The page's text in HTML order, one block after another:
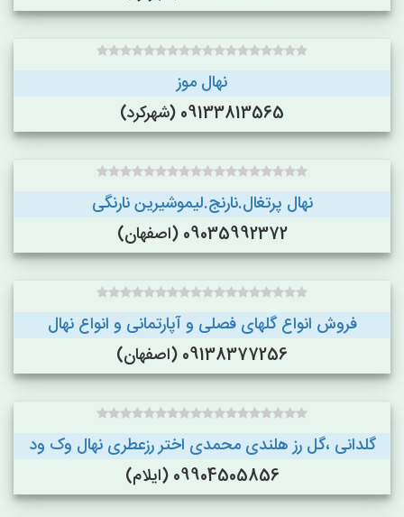
نهال موز
09133813565 (شهرکرد)
نهال پرتغال.نارنج.لیموشیرین نارنگی
09035992372 (اصفهان)
فروش انواع گلهای فصلی و آپارتمانی و انواع نهال
09138377256 (اصفهان)
گلدانی ،گل رز هلندی محمدی اختر رزعطری نهال وک ود
09904505856 (ایلام)